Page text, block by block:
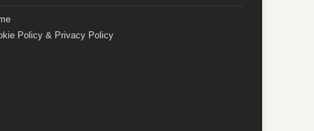
Policy & Privacy Policy